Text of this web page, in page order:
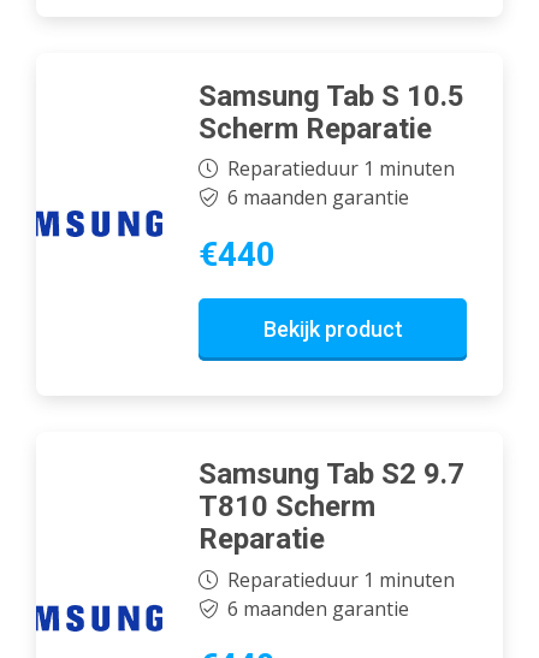
Samsung Tab S 10.5
Scherm Reparatie
Reparatieduur 1 minuten
6 maanden garantie
€440
Bekijk product
Samsung Tab S2 9.7
T810 Scherm
Reparatie
Reparatieduur 1 minuten
6 maanden garantie